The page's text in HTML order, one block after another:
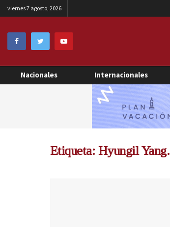
viernes 7 agosto, 2026
Nacionales Internacionales
Etiqueta: Hyungil Yang.